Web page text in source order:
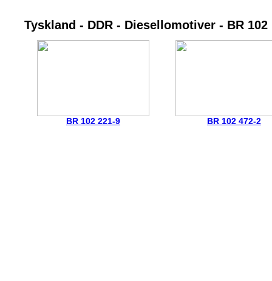
Tyskland - DDR - Diesellomotiver - BR 102
BR 102 221-9 BR 102 472-2